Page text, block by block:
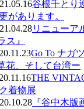
谷根千とり
があります。
リニュー
ス』
Go To ナガ
花、そして台湾ー
THE
着物展
『谷中木